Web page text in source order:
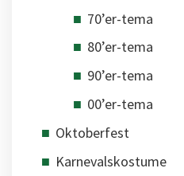
70’er-tema
80’er-tema
90’er-tema
00’er-tema
Oktoberfest
Karnevalskostume